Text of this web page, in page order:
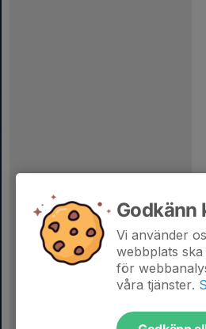
Godkänn
Vi använder
webbplats
för
våra tjänster.